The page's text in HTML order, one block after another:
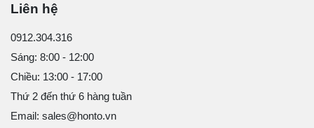
Liên hệ
0912.304.316
Sáng: 8:00 - 12:00
Chiều: 13:00 - 17:00
Thứ 2 đến thứ 6 hàng tuần
Email: sales@honto.vn